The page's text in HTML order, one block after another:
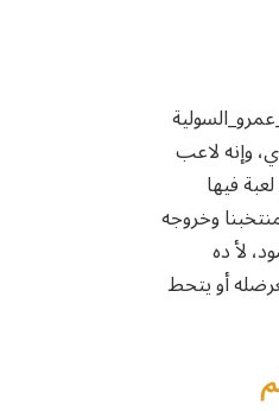
وإنه لاعب
فيها
وخروجه
لأ ده
أو يتحط